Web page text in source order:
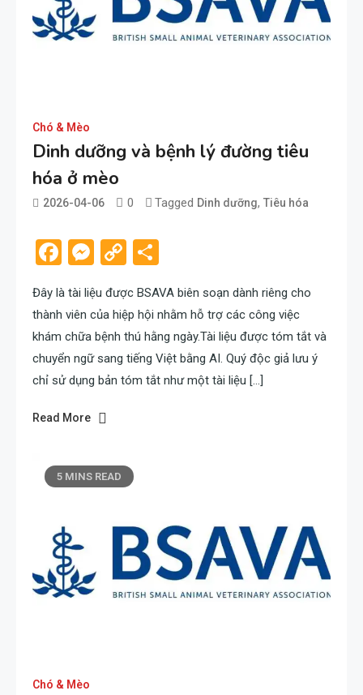
Chó & Mèo
Dinh dưỡng và bệnh lý đường tiêu
hóa ở mèo
2026-04-06
0 Tagged Dinh dưỡng,Tiêu hóa
Facebook
Messenger
Copy
Đây là tài liệu được BSAVA biên soạn dành riêng cho
thành viên của hiệp hội nhằm hỗ trợ các công việc
khám chữa bệnh thú hằng ngày.Tài liệu được tóm tắt và
chuyển ngữ sang tiếng Việt bằng AI. Quý độc giả lưu ý
chỉ sử dụng bản tóm tắt như một tài liệu […]
Read More
5 MINS READ
Chó & Mèo